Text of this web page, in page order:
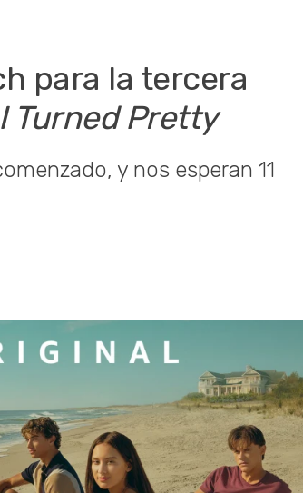
para la tercera
Turned Pretty
y nos esperan 11